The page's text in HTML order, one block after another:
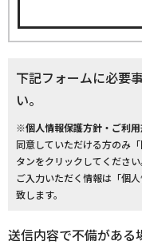
下記フォームに必要
い。
※個人情報保護方針・ご利用
同意していただける方のみ
タンをクリックしてください
ご入力いただく情報は「個
致します。
送信内容で不備がある